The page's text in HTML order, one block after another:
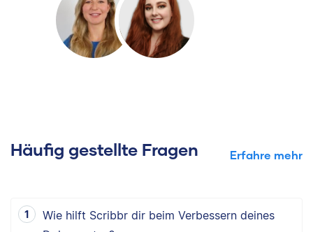
Häufig gestellte Fragen Erfahre mehr
Wie hilft Scribbr dir beim Verbessern deines